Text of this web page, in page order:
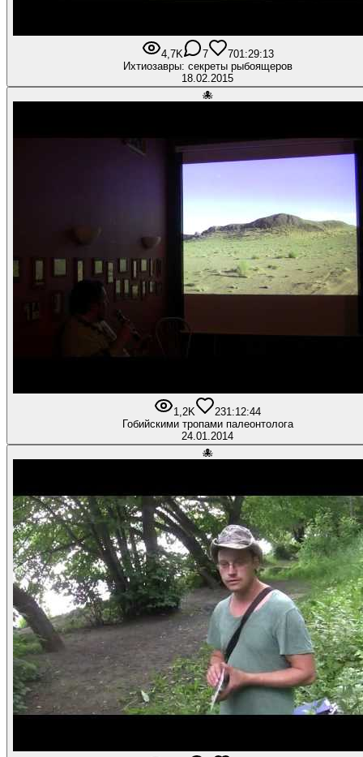
4,7K 7 701:29:13
Ихтиозавры: секреты рыбоящеров
18.02.2015
🐙
1,2K 231:12:44
Гобийскими тропами палеонтолога
24.01.2014
🐙